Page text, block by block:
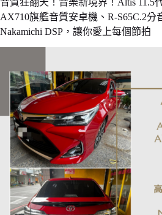
音質狂翻天！音樂新境界！Altis 11.5
AX710旗艦音質安卓機、R-S65C.2分
Nakamichi DSP，讓你愛上每個節拍